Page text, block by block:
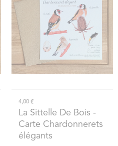
4,00 €
La Sittelle De Bois -
Carte Chardonnerets
élégants